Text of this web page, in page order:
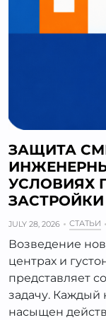
ЗАЩИТА
УСЛОВИЯХ
ЗАСТРОЙКИ
JULY 28, 2026 СТАТЬИ
Возведение
центрах и
представляет
задачу. Каждый
насыщен